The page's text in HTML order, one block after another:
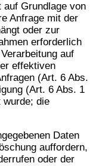
auf Grundlage von
Anfrage mit der
oder zur
erforderlich
auf
effektiven
(Art. 6 Abs.
(Art. 6 Abs. 1
wurde; die
Daten
auffordern,
oder der